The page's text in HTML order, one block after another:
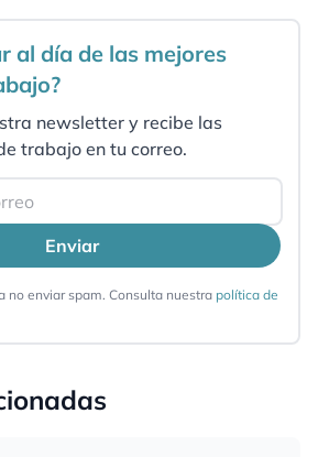
al día de las mejores
newsletter y recibe las
trabajo en tu correo.
Enviar
no enviar spam. Consulta nuestra política de